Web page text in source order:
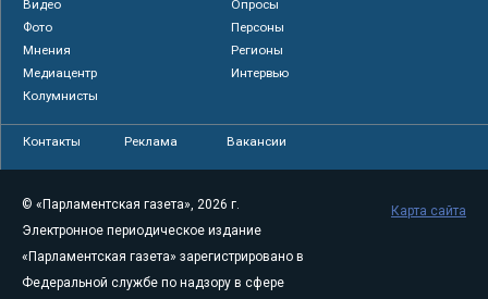
Видео
Опросы
Фото
Персоны
Мнения
Регионы
Медиацентр
Интервью
Колумнисты
Контакты Реклама Вакансии
© «Парламентская газета», 2026 г.
Электронное периодическое издание
«Парламентская газета» зарегистрировано в
Федеральной службе по надзору в сфере
Карта сайта